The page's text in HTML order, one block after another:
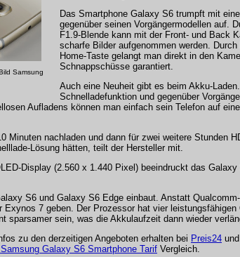
Samsung
Das Smartphone Galaxy S6 trumpft mit
gegenüber seinen Vorgängermodellen auf.
F1.9-Blende kann mit der Front- und Back
scharfe Bilder aufgenommen werden.
Home-Taste gelangt man direkt in den
Schnappschüsse garantiert.
Auch eine Neuheit gibt es beim Akku-
Schnelladefunktion und gegenüber
Aufladens können man einfach sein Telefon auf
nachladen und dann für zwei weitere Stunden
Lösung hätten, teilt der Hersteller mit.
Display (2.560 x 1.440 Pixel) beeindruckt das
S6 und Galaxy S6 Edge einbaut. Anstatt
7 geben. Der Prozessor hat vier
sparsamer sein, was die Akkulaufzeit dann wieder
zu den derzeitigen Angeboten erhalten bei Preis24 und
Galaxy S6 Smartphone Tarif Vergleich.